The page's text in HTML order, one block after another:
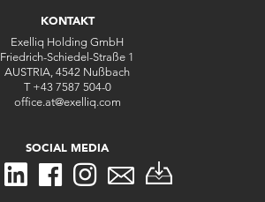
KONTAKT
Exelliq Holding GmbH
Friedrich-Schiedel-Straße 1
AUSTRIA, 4542 Nußbach
T+43 7587 504-0
office.at@exelliq.com
SOCIAL MEDIA